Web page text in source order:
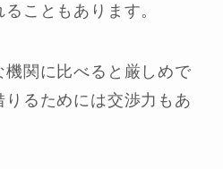
こともあります。
関に比べると厳しめで
るためには交渉力もあ